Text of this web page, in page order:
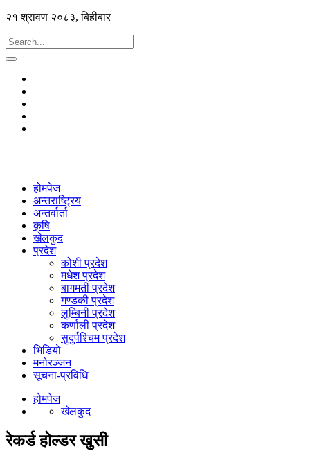
२१ श्रावण २०८३, बिहीबार
होमपेज
अन्तराष्ट्रिय
अन्तर्वार्ता
कृषि
खेलकुद
प्रदेश
कोशी प्रदेश
मधेश प्रदेश
बागमती प्रदेश
गण्डकी प्रदेश
लुम्बिनी प्रदेश
कर्णाली प्रदेश
सुदुर्पश्चिम प्रदेश
भिडियाे
मनोरञ्जन
सूचना-प्रविधि
होमपेज
खेलकुद
रेकर्ड होल्डर खुसी